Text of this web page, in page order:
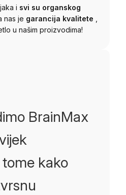
i svi su organskog
nas je garancija kvalitete
u našim proizvodima!
BrainMax
kako